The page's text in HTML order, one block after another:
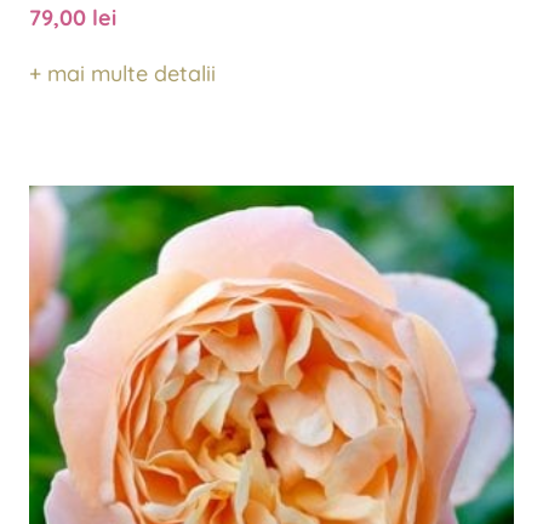
79,00 lei
+ mai multe detalii